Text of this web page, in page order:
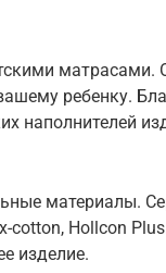
матрасами.
ребенку.
наполнителей
материалы.
cotton, Hollcon
изделие.